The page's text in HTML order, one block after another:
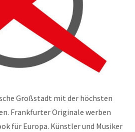
Großstadt mit der höchsten
Frankfurter Originale werben
für Europa. Künstler und Musiker